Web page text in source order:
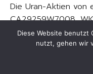
Die Uran-Aktien von
CA29259W7008,
Symbol TSXV: EU.V,
vergangenen
von 0,03 CAD auf
Höhe geschossen.
Diese Website benutzt
nutzt, gehen wir